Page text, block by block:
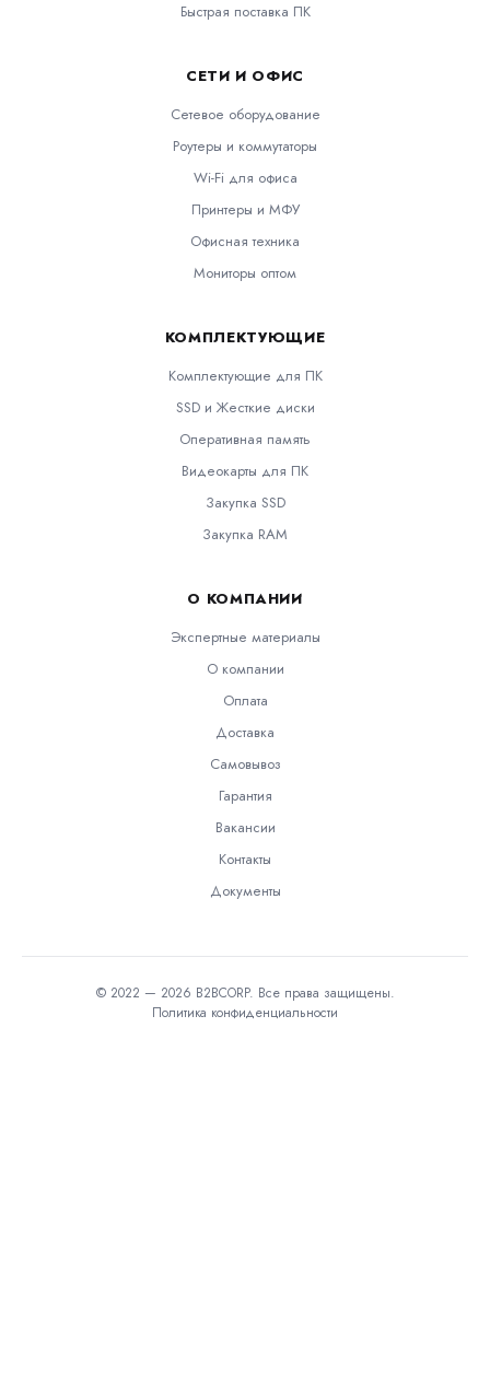
Быстрая поставка ПК
СЕТИ И ОФИС
Сетевое оборудование
Роутеры и коммутаторы
Wi-Fi для офиса
Принтеры и МФУ
Офисная техника
Мониторы оптом
КОМПЛЕКТУЮЩИЕ
Комплектующие для ПК
SSD и Жесткие диски
Оперативная память
Видеокарты для ПК
Закупка SSD
Закупка RAM
О КОМПАНИИ
Экспертные материалы
О компании
Оплата
Доставка
Самовывоз
Гарантия
Вакансии
Контакты
Документы
© 2022 — 2026 B2BCORP. Все права защищены.
Политика конфиденциальности